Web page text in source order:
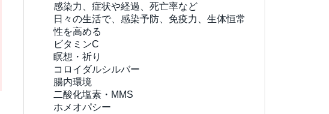
感染力、症状や経過、死亡率など
日々の生活で、感染予防、免疫力、生体恒常
性を高める
ビタミンC
瞑想・祈り
コロイダルシルバー
腸内環境
二酸化塩素・MMS
ホメオパシー